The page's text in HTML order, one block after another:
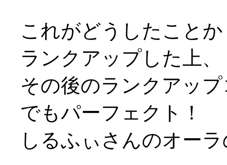
これがどうしたこと
ランクアップした上、
その後のランクアッ
でもパーフェクト！
しるふぃさんのオー